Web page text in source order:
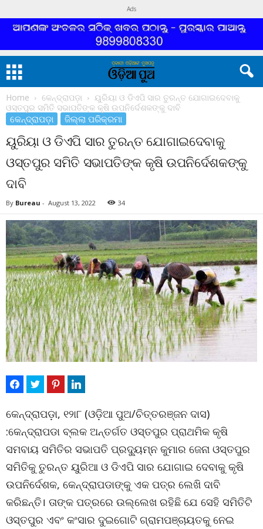
Ads
Home କେନ୍ଦ୍ରାପଡ଼ା
ୟୁରିୟା ଓ ଡିଏପି ସାର ତୁରନ୍ତ ଯୋଗାଇଦେବାକୁ
ଓସ୍ତପୁର ସମିତି ସଭାପତିଙ୍କ କୃଷି ଉପନିର୍ଦେଶକଙ୍କୁ ଦାବି
କେନ୍ଦ୍ରାପଡ଼ା ଜିଲ୍ଲା ପରିକ୍ରମା
ୟୁରିୟା ଓ ଡିଏପି ସାର ତୁରନ୍ତ ଯୋଗାଇଦେବାକୁ
ଓସ୍ତପୁର ସମିତି ସଭାପତିଙ୍କ କୃଷି ଉପନିର୍ଦେଶକଙ୍କୁ
ଦାବି
By Bureau - August 13, 2022 34
କେନ୍ଦ୍ରାପଡ଼ା, ୧୨ା୮ (ଓଡ଼ିଆ ପୁଅ/ଚିତ୍ତରଞ୍ଜନ ଦାସ)
:କେନ୍ଦ୍ରାପଡା ବ୍ଲକ ଅନ୍ତର୍ଗତ ଓସ୍ତପୁର ପ୍ରାଥମିକ କୃଷି
ସମବାୟ ସମିତିର ସଭାପତି ପ୍ରଦ୍ୟୁମ୍ନ କୁମାର ଜେନା ଓସ୍ତପୁର
ସମିତିକୁ ତୁରନ୍ତ ୟୁରିଆ ଓ ଡିଏପି ସାର ଯୋଗାଇ ଦେବାକୁ କୃଷି
ଉପନିର୍ଦେଶକ, କେନ୍ଦ୍ରାପଡାଙ୍କୁ ଏକ ପତ୍ର ଲେଖି ଦାବି
କରିଛନ୍ତି। ତାଙ୍କ ପତ୍ରରେ ଉଲ୍ଲେଖ ରହିଛି ଯେ ସେହି ସମିତିଟି
ଓସ୍ତପୁର ଏବଂ କଂସାର ଦୁଇଗୋଟି ଗ୍ରାମପଞ୍ଚାୟତକୁ ନେଇ